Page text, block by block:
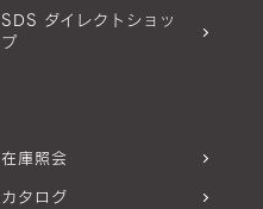
SDS ダイレクトショッ
プ
在庫照会
カタログ